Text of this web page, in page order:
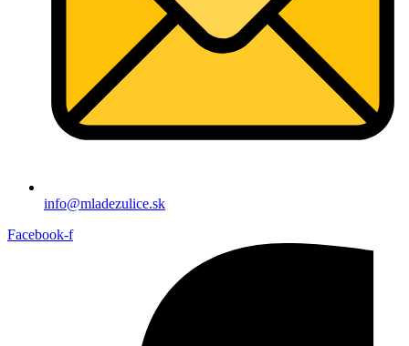
info@mladezulice.sk
Facebook-f